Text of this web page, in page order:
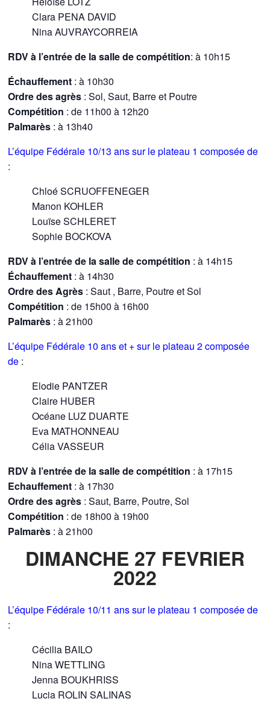
Clara PENA DAVID
Nina AUVRAYCORREIA
RDVà l’entrée de la sallede compétition: à 10h15
Échauffement : à 10h30
Ordre des agrès : Sol, Saut, Barre et Poutre
Compétition : de 11h00 à 12h20
Palmarès : à 13h40
L’équipe Fédérale 10/13 ans sur le plateau 1 composée de
:
Chloé SCRUOFFENEGER
Manon KOHLER
Louïse SCHLERET
Sophie BOCKOVA
RDVà l’entrée de la sallede compétition : à 14h15
Échauffement : à 14h30
Ordre des Agrès : Saut , Barre, Poutre et Sol
Compétition : de 15h00 à 16h00
Palmarès : à 21h00
L’équipe Fédérale 10 ans et + sur le plateau 2 composée
de :
Elodie PANTZER
Claire HUBER
Océane LUZ DUARTE
Eva MATHONNEAU
Célia VASSEUR
RDVà l’entrée de la sallede compétition : à 17h15
Echauffement : à 17h30
Ordre des agrès : Saut, Barre, Poutre, Sol
Compétition : de 18h00 à 19h00
Palmarès : à 21h00
DIMANCHE 27 FEVRIER
2022
L’équipe Fédérale 10/11 ans sur le plateau 1 composée de
:
Cécilia BAILO
Nina WETTLING
Jenna BOUKHRISS
Lucia ROLIN SALINAS